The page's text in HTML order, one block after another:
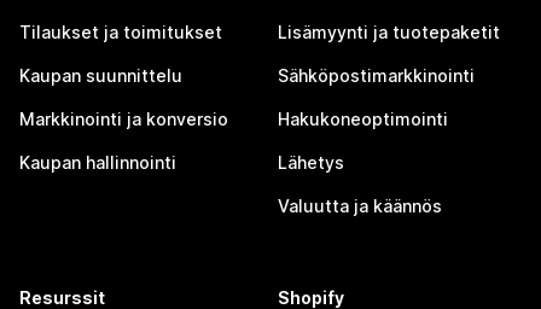
Tilaukset ja toimitukset
Kaupan suunnittelu
Markkinointi ja konversio
Kaupan hallinnointi
Lisämyynti ja tuotepaketit
Sähköpostimarkkinointi
Hakukoneoptimointi
Lähetys
Valuutta ja käännös
Resurssit Shopify